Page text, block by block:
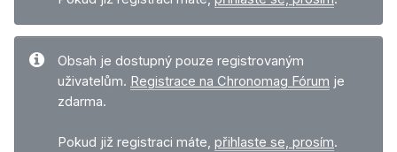
Obsah je dostupný pouze registrovaným
uživatelům. Registrace na Chronomag Fórum je
zdarma.
Pokud již registraci máte, přihlaste se, prosím.